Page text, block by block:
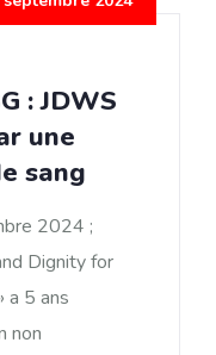
: JDWS
une
sang
2024 ;
Dignity for
a 5 ans
non